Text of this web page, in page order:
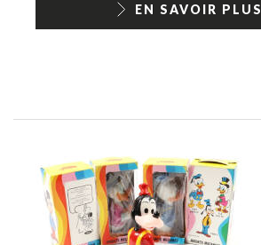
EN SAVOIR PLUS